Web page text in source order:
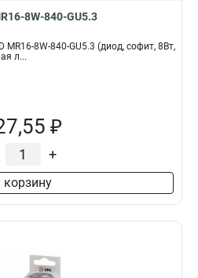
8W-840-GU5.3
8W-840-GU5.3 (диод, софит, 8Вт,
л...
₽
+
корзину